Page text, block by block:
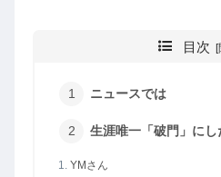
目次
ニュースでは
生涯唯一「破門」にし
YMさん